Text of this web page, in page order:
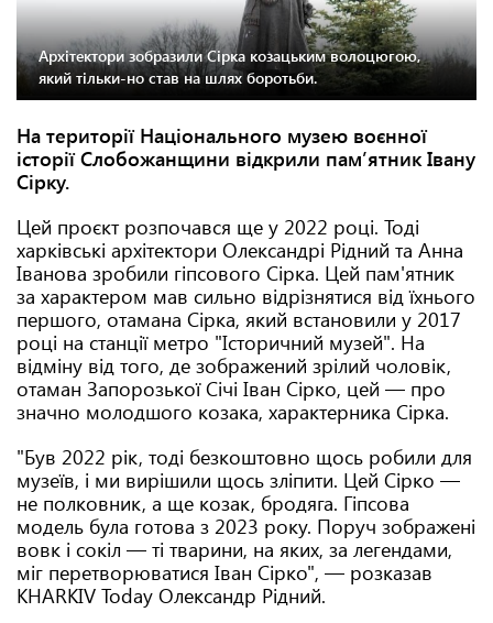
Архітектори зобразили Сірка козацьким волоцюгою,
який тільки-но став на шлях боротьби.
На території Національного музею воєнної
історії Слобожанщини відкрили памʼятник Івану
Сірку.
Цей проєкт розпочався ще у 2022 році. Тоді
харківські архітектори Олександрі Рідний та Анна
Іванова зробили гіпсового Сірка. Цей пам'ятник
за характером мав сильно відрізнятися від їхнього
першого, отамана Сірка, який встановили у 2017
році на станції метро "Історичний музей". На
відміну від того, де зображений зрілий чоловік,
отаман Запорозької Січі Іван Сірко, цей — про
значно молодшого козака, характерника Сірка.
"Був 2022 рік, тоді безкоштовно щось робили для
музеїв, і ми вирішили щось зліпити. Цей Сірко —
не полковник, а ще козак, бродяга. Гіпсова
модель була готова з 2023 року. Поруч зображені
вовк і сокіл — ті тварини, на яких, за легендами,
міг перетворюватися Іван Сірко", — розказав
KHARKIV Today Олександр Рідний.